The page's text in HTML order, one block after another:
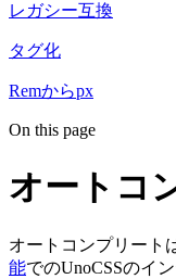
レガシー互換
タグ化
Remからpx
On this page
オートコ
オートコンプリート
能でのUnoCSSのイ